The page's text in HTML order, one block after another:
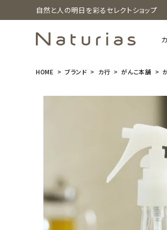
自然と人の明日を彩るセレクトショップ
千年ボトル 2
HOME ブランド カ行 がんこ本舗